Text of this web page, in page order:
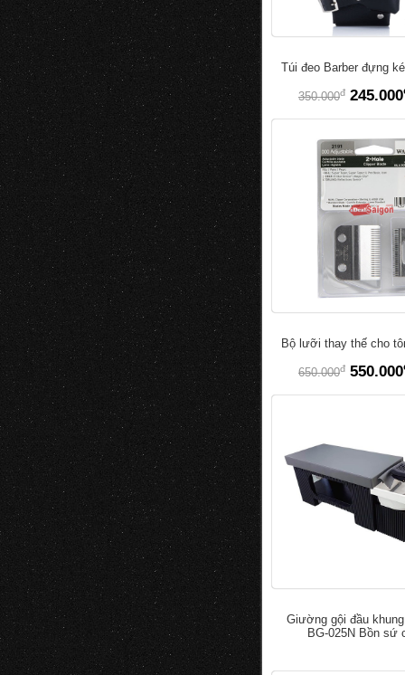
Túi đeo Barber đựng
350.000đ 245.000
Bộ lưỡi thay thế cho
650.000đ 550.000
Giường gội đầu
BG-025N Bồn sứ